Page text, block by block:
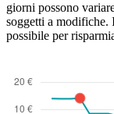
giorni possono
soggetti a modifiche.
possibile per